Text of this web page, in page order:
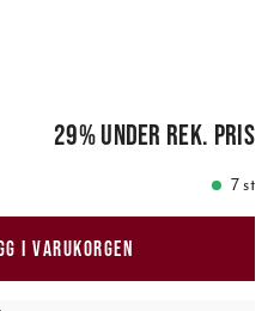
63,00 kr
29%under rek. pris
7 st
I VARUKORGEN